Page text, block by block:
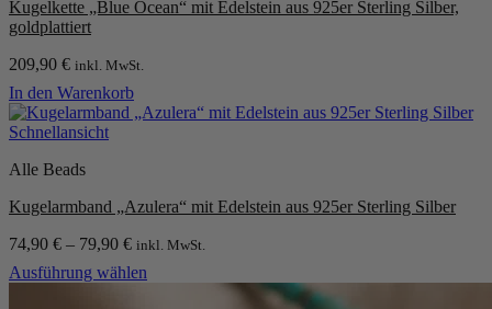
Die
Optionen
auf
der
Produktseite
gewählt
Kugelkette „Blue Ocean“ mit Edelstein aus 925er Sterling Silber,
goldplattiert
209,90 € inkl. MwSt.
In den Warenkorb
Schnellansicht
Alle Beads
Kugelarmband „Azulera“ mit Edelstein aus 925er Sterling Silber
74,90 € – 79,90 € inkl. MwSt.
Ausführung wählen